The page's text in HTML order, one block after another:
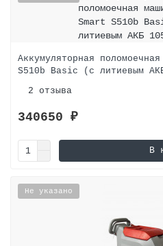
Аккумуляторная
S510b Basic (с литиевым
2 отзыва
340650 ₽
В
Не указано